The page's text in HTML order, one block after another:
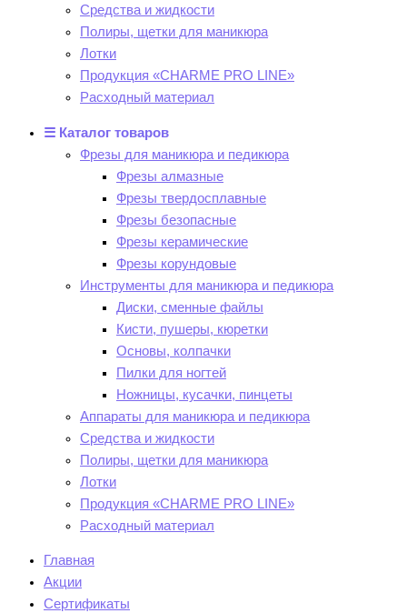
Средства и жидкости
Полиры, щетки для маникюра
Лотки
Продукция «CHARME PRO LINE»
Расходный материал
☰ Каталог товаров
Фрезы для маникюра и педикюра
Фрезы алмазные
Фрезы твердосплавные
Фрезы безопасные
Фрезы керамические
Фрезы корундовые
Инструменты для маникюра и педикюра
Диски, сменные файлы
Кисти, пушеры, кюретки
Основы, колпачки
Пилки для ногтей
Ножницы, кусачки, пинцеты
Аппараты для маникюра и педикюра
Средства и жидкости
Полиры, щетки для маникюра
Лотки
Продукция «CHARME PRO LINE»
Расходный материал
Главная
Акции
Сертификаты